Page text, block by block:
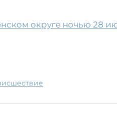
округе ночью 28